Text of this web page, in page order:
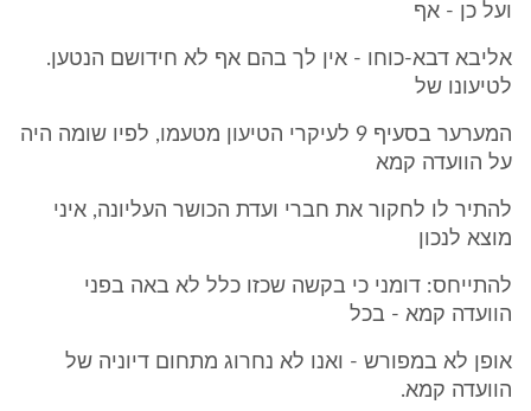
ועל כן - אף
אליבא דבא-כוחו - אין לך בהם אף לא חידושם הנטען.
לטיעונו של
המערער בסעיף 9 לעיקרי הטיעון מטעמו, לפיו שומה היה
על הוועדה קמא
להתיר לו לחקור את חברי ועדת הכושר העליונה, איני
מוצא לנכון
להתייחס: דומני כי בקשה שכזו כלל לא באה בפני
הוועדה קמא - בכל
אופן לא במפורש - ואנו לא נחרוג מתחום דיוניה של
הוועדה קמא.